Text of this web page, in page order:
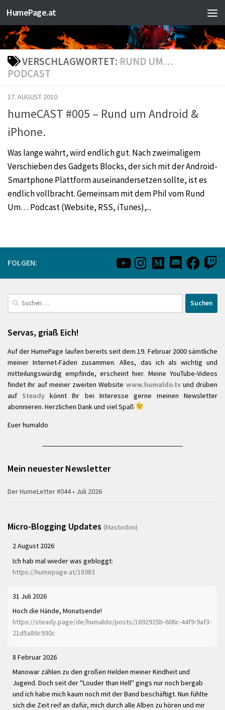
Zum Inhalt springen
HumePage.at
VERSCHLAGWORTET: RUND UM…
PODCAST
17. AUGUST 2010
humeCAST #005 – Rund um Android &
iPhone.
Was lange währt, wird endlich gut. Nach zweimaligem
Verschieben des Gadgets Blocks, der sich mit der Android-
Smartphone Plattform auseinandersetzen sollte, ist es
endlich vollbracht. Gemeinsam mit dem Phil vom Rund
Um… Podcast (Website, RSS, iTunes),...
FOLGEN:
Suchen
nach:
Servas, griaß Eich!
Auf der HumePage laufen bereits seit dem 19. Februar 2000 sämtliche
meiner Internet-Fäden zusammen. Alles, das ich als wichtig und
mitteilungswürdig empfinde, erscheint hier. Meine YouTube-Videos
findet Ihr auf meiner zweiten Website www.humaldo.tvund drüben
auf Steady könnt Ihr bei Interesse gerne meinen Newsletter
abonnieren. Herzlichen Dank und viel Spaß
Euer humaldo
Mein neuester Newsletter
Der HumeLetter #044 • Juli 2026
Micro-Blogging Updates (Mastodon)
2 August 2026
Ich hab mal wieder was gebloggt:
https://humepage.at/18983
31 Juli 2026
Hoch die Hände, Monatsende!
https://steady.page/de/humaldo/posts/1692925b-606c-44f9-9af3-
21d5a86c930c
8 Februar 2026
Manowar zählen zu den großen Helden meiner Kindheit und
Jugend. Doch seit der "Louder than Hell" gings nur noch bergab
und ich habe mich kaum noch mit der Band beschäftigt. Nun fühlte
sich die Zeit reif an dafür, mich durch alle Alben zu hören und mir